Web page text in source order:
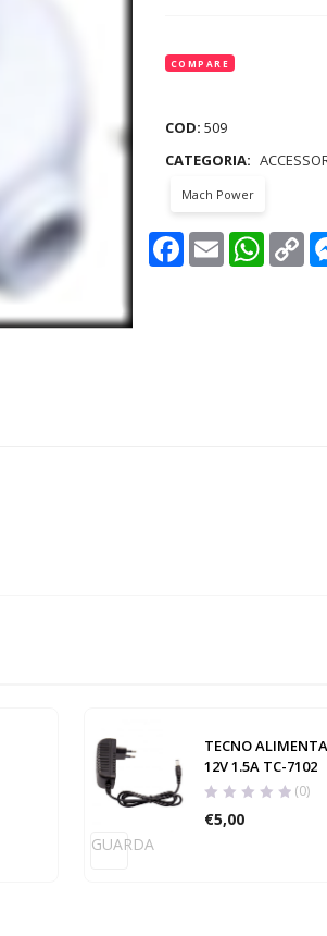
COMPARE
COD: 509
CATEGORIA:
Mach Power
Facebook
Email
GUARDA
TECNO
12V 1.5A TC-7102
(0)
€5,00